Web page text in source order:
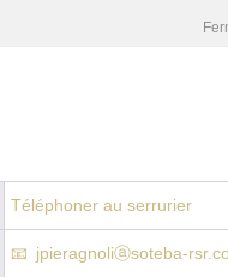
Téléphoner au serrurier
jpieragnoliⓐsoteba-